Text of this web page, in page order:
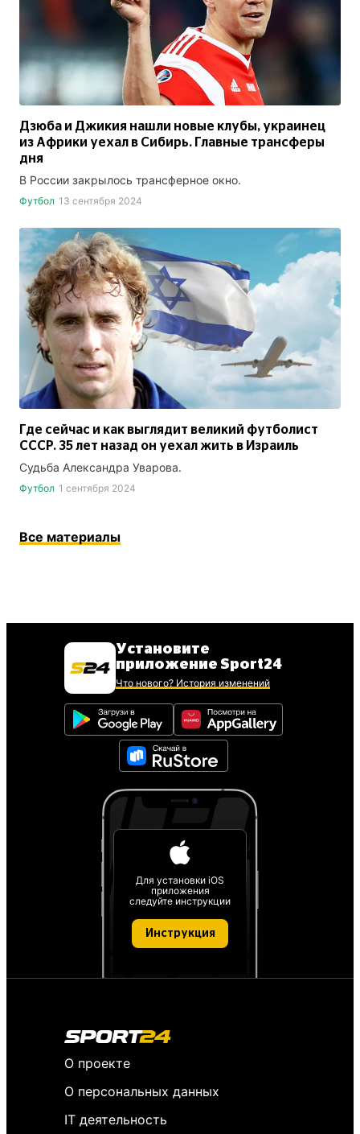
Дзюба и Джикия нашли новые клубы, украинец
из Африки уехал в Сибирь. Главные трансферы
дня
В России закрылось трансферное окно.
Футбол 13 сентября 2024
Где сейчас и как выглядит великий футболист
СССР. 35 лет назад он уехал жить в Израиль
Судьба Александра Уварова.
Футбол 1 сентября 2024
Все материалы
Установите
приложение Sport24
Что нового? История изменений
Для установки iOS
приложения
следуйте инструкции
Инструкция
О проекте
О персональных данных
IT деятельность